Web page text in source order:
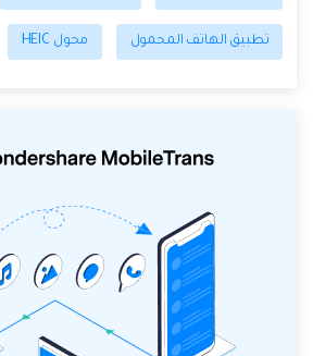
تطبيق الهاتف المحمول محول HEIC